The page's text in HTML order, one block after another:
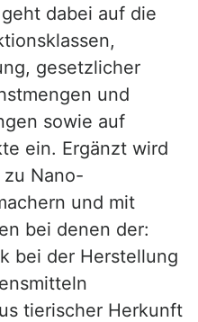
dabei auf die
gesetzlicher
und
sowie auf
ein. Ergänzt wird
zu Nano-
und mit
bei denen der:
bei der Herstellung
tierischer Herkunft